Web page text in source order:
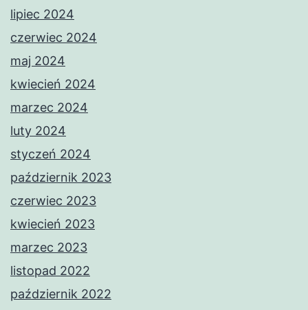
lipiec 2024
czerwiec 2024
maj 2024
kwiecień 2024
marzec 2024
luty 2024
styczeń 2024
październik 2023
czerwiec 2023
kwiecień 2023
marzec 2023
listopad 2022
październik 2022